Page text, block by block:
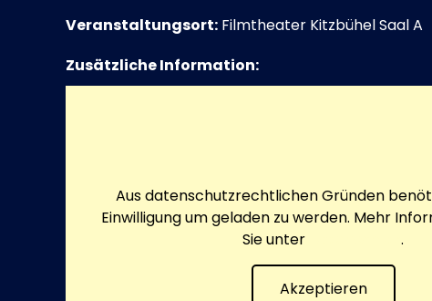
Veranstaltungsort: Filmtheater Kitzbühel Saal A
Zusätzliche Information:
Aus datenschutzrechtlichen Gründen
Einwilligung um geladen zu werden. Mehr
Sie unter
.
Akzeptieren